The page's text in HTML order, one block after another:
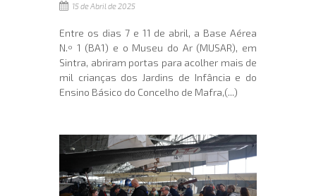
15 de Abril de 2025
Entre os dias 7 e 11 de abril, a Base Aérea
N.º 1 (BA1) e o Museu do Ar (MUSAR), em
Sintra, abriram portas para acolher mais de
mil crianças dos Jardins de Infância e do
Ensino Básico do Concelho de Mafra,(...)